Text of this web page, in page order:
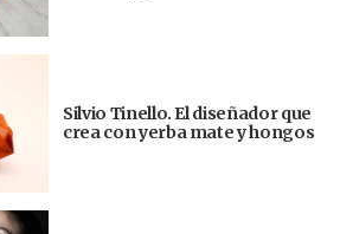
Silvio Tinello. El diseñador que
crea con yerba mate y hongos